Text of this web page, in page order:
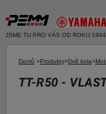
JSME TU PRO VÁS OD ROKU 1994
Domů >Produkty>Dvě kola>
TT-R50 -